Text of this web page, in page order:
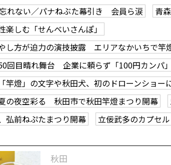
れない／パナねぶた幕引き 会員ら涙
青
しむ「せんべいさんぽ」
し方が迫力の演技披露 エリアなかいちで竿
回目晴れ舞台 企業に頼らず「100円カンパ
竿燈」の文字や秋田犬、初のドローンショー
の夜空彩る 秋田市で秋田竿燈まつり開幕
弘前ねぷたまつり開幕
立佞武多のカプセ
秋田